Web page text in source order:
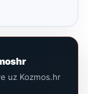
uz Kozmos.hr